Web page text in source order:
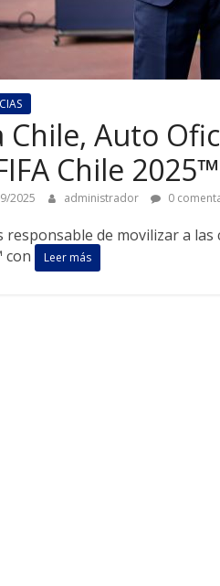
Chile, Auto
Chile 2025™
2025 administrador 0
responsable de movilizar a
con
Leer más